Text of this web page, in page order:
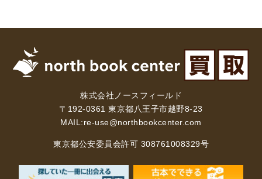
趣味・スポーツ
自転車・サイクリング
キャンプ
他スポーツ
登山・ハイキング・クライミング
就職対策
英語学習
工学・技術・環境
株式会社ノースフィールド
〒192-0361 東京都八王子市越野8-23
MAIL:re-use@northbookcenter.com
東京都公安委員会許可 308761008329号